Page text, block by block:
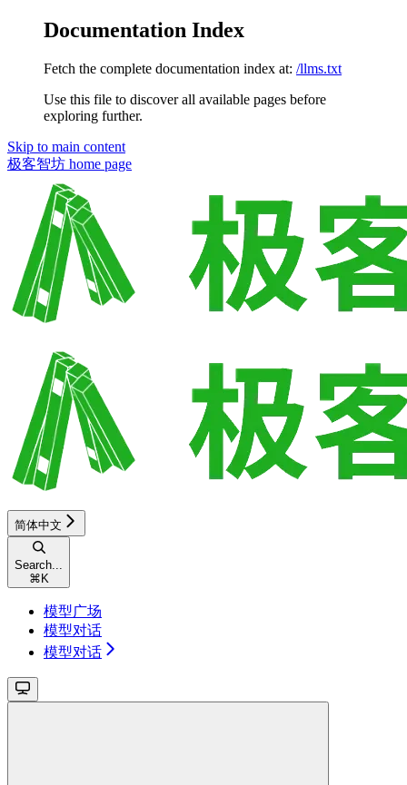
Documentation Index
Fetch the complete documentation index at: /llms.txt
Use this file to discover all available pages before
exploring further.
Skip to main content
极客智坊 home page
简体中文
Search...
⌘ K
模型广场
模型对话
模型对话